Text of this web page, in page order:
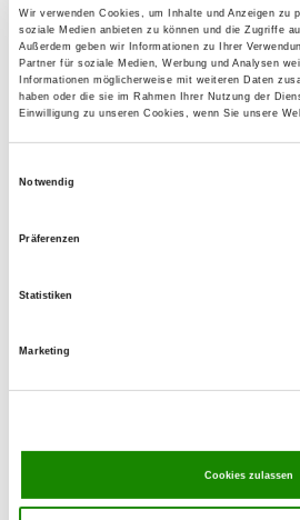
Wir verwenden Cookies, um Inhalte und Anzeigen zu
soziale Medien anbieten zu können und die Zugriffe
Außerdem geben wir Informationen zu Ihrer
Partner für soziale Medien, Werbung und Analysen
Informationen möglicherweise mit weiteren Daten
haben oder die sie im Rahmen Ihrer Nutzung der
Einwilligung zu unseren Cookies, wenn Sie unsere
Notwendig
Präferenzen
Statistiken
Marketing
Cookies zulassen
OG - Wipperfürth e.V.
Küppersherweg
51688 Wipperfürth
Kreuzweg
OG - Hagen-Haspe